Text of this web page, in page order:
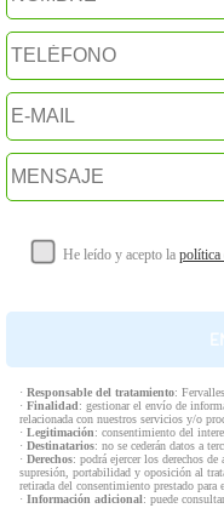
He leído y acepto la política
· Responsable del tratamiento: Fervalles
· Finalidad: gestionar el envío de
relacionada con nuestros servicios y/o
· Legitimación: consentimiento del
· Destinatarios: no se cederán datos a
· Derechos: podrá ejercer los derechos
supresión, portabilidad y oposición al
retirada del consentimiento prestado para
· Información adicional: puede